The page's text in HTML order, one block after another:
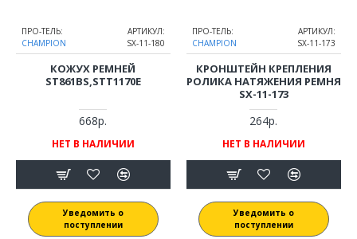
ПРО-ТЕЛЬ:
CHAMPION
АРТИКУЛ:
SX-11-180
КОЖУХ РЕМНЕЙ
ST861BS,STT1170E
668р.
НЕТ В НАЛИЧИИ
Уведомить о
поступлении
ПРО-ТЕЛЬ:
CHAMPION
АРТИКУЛ:
SX-11-173
КРОНШТЕЙН КРЕПЛЕНИЯ
РОЛИКА НАТЯЖЕНИЯ РЕМНЯ
SX-11-173
264р.
НЕТ В НАЛИЧИИ
Уведомить о
поступлении